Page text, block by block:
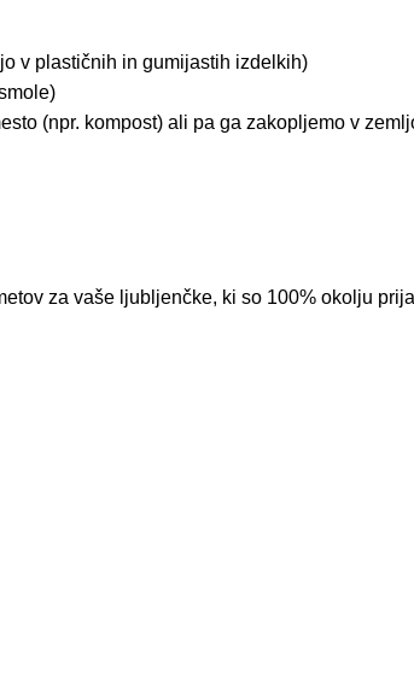
v plastičnih in gumijastih izdelkih)
(npr. kompost) ali pa ga zakopljemo v
za vaše ljubljenčke, ki so 100% okolju